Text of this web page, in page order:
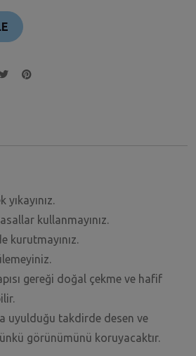
yıkayınız.
kullanmayınız.
kurutmayınız.
gereği doğal çekme ve hafif
uyulduğu takdirde desen ve
görünümünü koruyacaktır.